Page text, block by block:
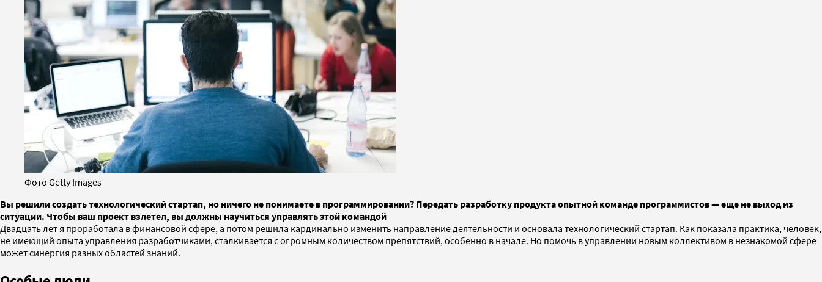
Фото Getty Images
Вы решили создать технологический стартап, но ничего не понимаете в программировании? Передать разработку продукта опытной команде программистов — еще не выход из
ситуации. Чтобы ваш проект взлетел, вы должны научиться управлять этой командой
Двадцать лет я проработала в финансовой сфере, а потом решила кардинально изменить направление деятельности и основала технологический стартап. Как показала практика, человек,
не имеющий опыта управления разработчиками, сталкивается с огромным количеством препятствий, особенно в начале. Но помочь в управлении новым коллективом в незнакомой сфере
может синергия разных областей знаний.